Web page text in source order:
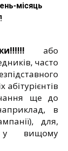
місяць
або
часто
ще до
в
для,
у вищому